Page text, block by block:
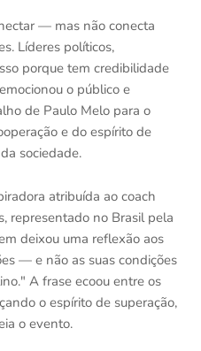
— mas não conecta
Líderes políticos,
porque tem credibilidade
o público e
de Paulo Melo para o
e do espírito de
sociedade.
atribuída ao coach
representado no Brasil pela
deixou uma reflexão aos
— e não as suas condições
A frase ecoou entre os
o espírito de superação,
o evento.